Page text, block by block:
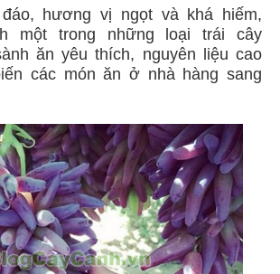
hương vị ngọt và khá hiếm,
một trong những loại trái cây
ăn yêu thích, nguyên liệu cao
các món ăn ở nhà hàng sang